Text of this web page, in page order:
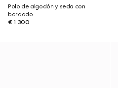
Polo de algodón y seda con
bordado
€ 1.300